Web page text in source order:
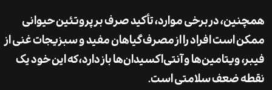
در برخی موارد، تأکید صرف بر پروتئین حیوانی
افراد را از مصرف گیاهان مفید و سبزیجات غنی از
ویتامین‌ها و آنتی‌اکسیدان‌ها باز دارد، که این خود یک
ضعف سلامتی است.